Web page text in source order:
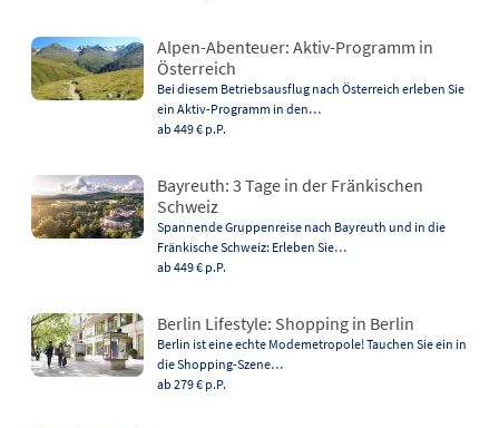
Alpen-Abenteuer: Aktiv-Programm in
Österreich
Bei diesem Betriebsausflug nach Österreich erleben Sie
ein Aktiv-Programm in den…
ab 449 € p.P.
Bayreuth: 3 Tage in der Fränkischen
Schweiz
Spannende Gruppenreise nach Bayreuth und in die
Fränkische Schweiz: Erleben Sie…
ab 449 € p.P.
Berlin Lifestyle: Shopping in Berlin
Berlin ist eine echte Modemetropole! Tauchen Sie ein in
die Shopping-Szene…
ab 279 € p.P.